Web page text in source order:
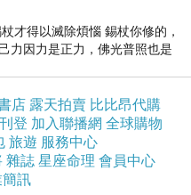
才得以滅除煩惱 錫杖你修的，
力因力是正力，佛光普照也是
店 露天拍賣 比比昂代購
登 加入聯播網 全球購物
旅遊 服務中心
雜誌 星座命理 會員中心
訊